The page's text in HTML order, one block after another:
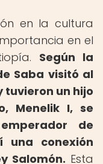
en la cultura
en el
Según la
Saba visitó al
tuvieron un hijo
Menelik I, se
de
una conexión
Salomón. Esta